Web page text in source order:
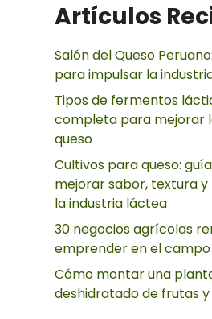
Artículos
Salón del Queso
para impulsar la
Tipos de fermentos
completa para mejorar
queso
Cultivos para queso:
mejorar sabor, textura
la industria láctea
30 negocios agrícolas
emprender en el campo
Cómo montar una
deshidratado de frutas